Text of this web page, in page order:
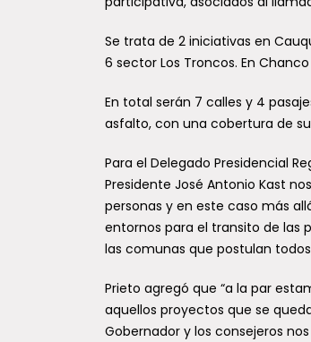
Se trata de 2 iniciativas en
6 sector Los Troncos. En
En total serán 7 calles y 4
asfalto, con una cobertura de
Para el Delegado Presidencial
Presidente José Antonio Kast
personas y en este caso más
entornos para el transito de las
las comunas que postulan
Prieto agregó que “a la par
aquellos proyectos que se
Gobernador y los consejeros